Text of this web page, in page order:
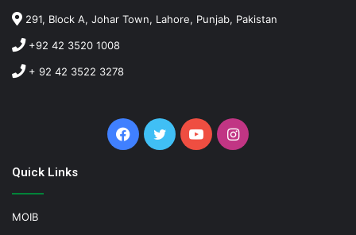
291, Block A, Johar Town, Lahore, Punjab, Pakistan
+92 42 3520 1008
+ 92 42 3522 3278
Facebook
TwitterYouTubeInstagram
Quick Links
MOIB